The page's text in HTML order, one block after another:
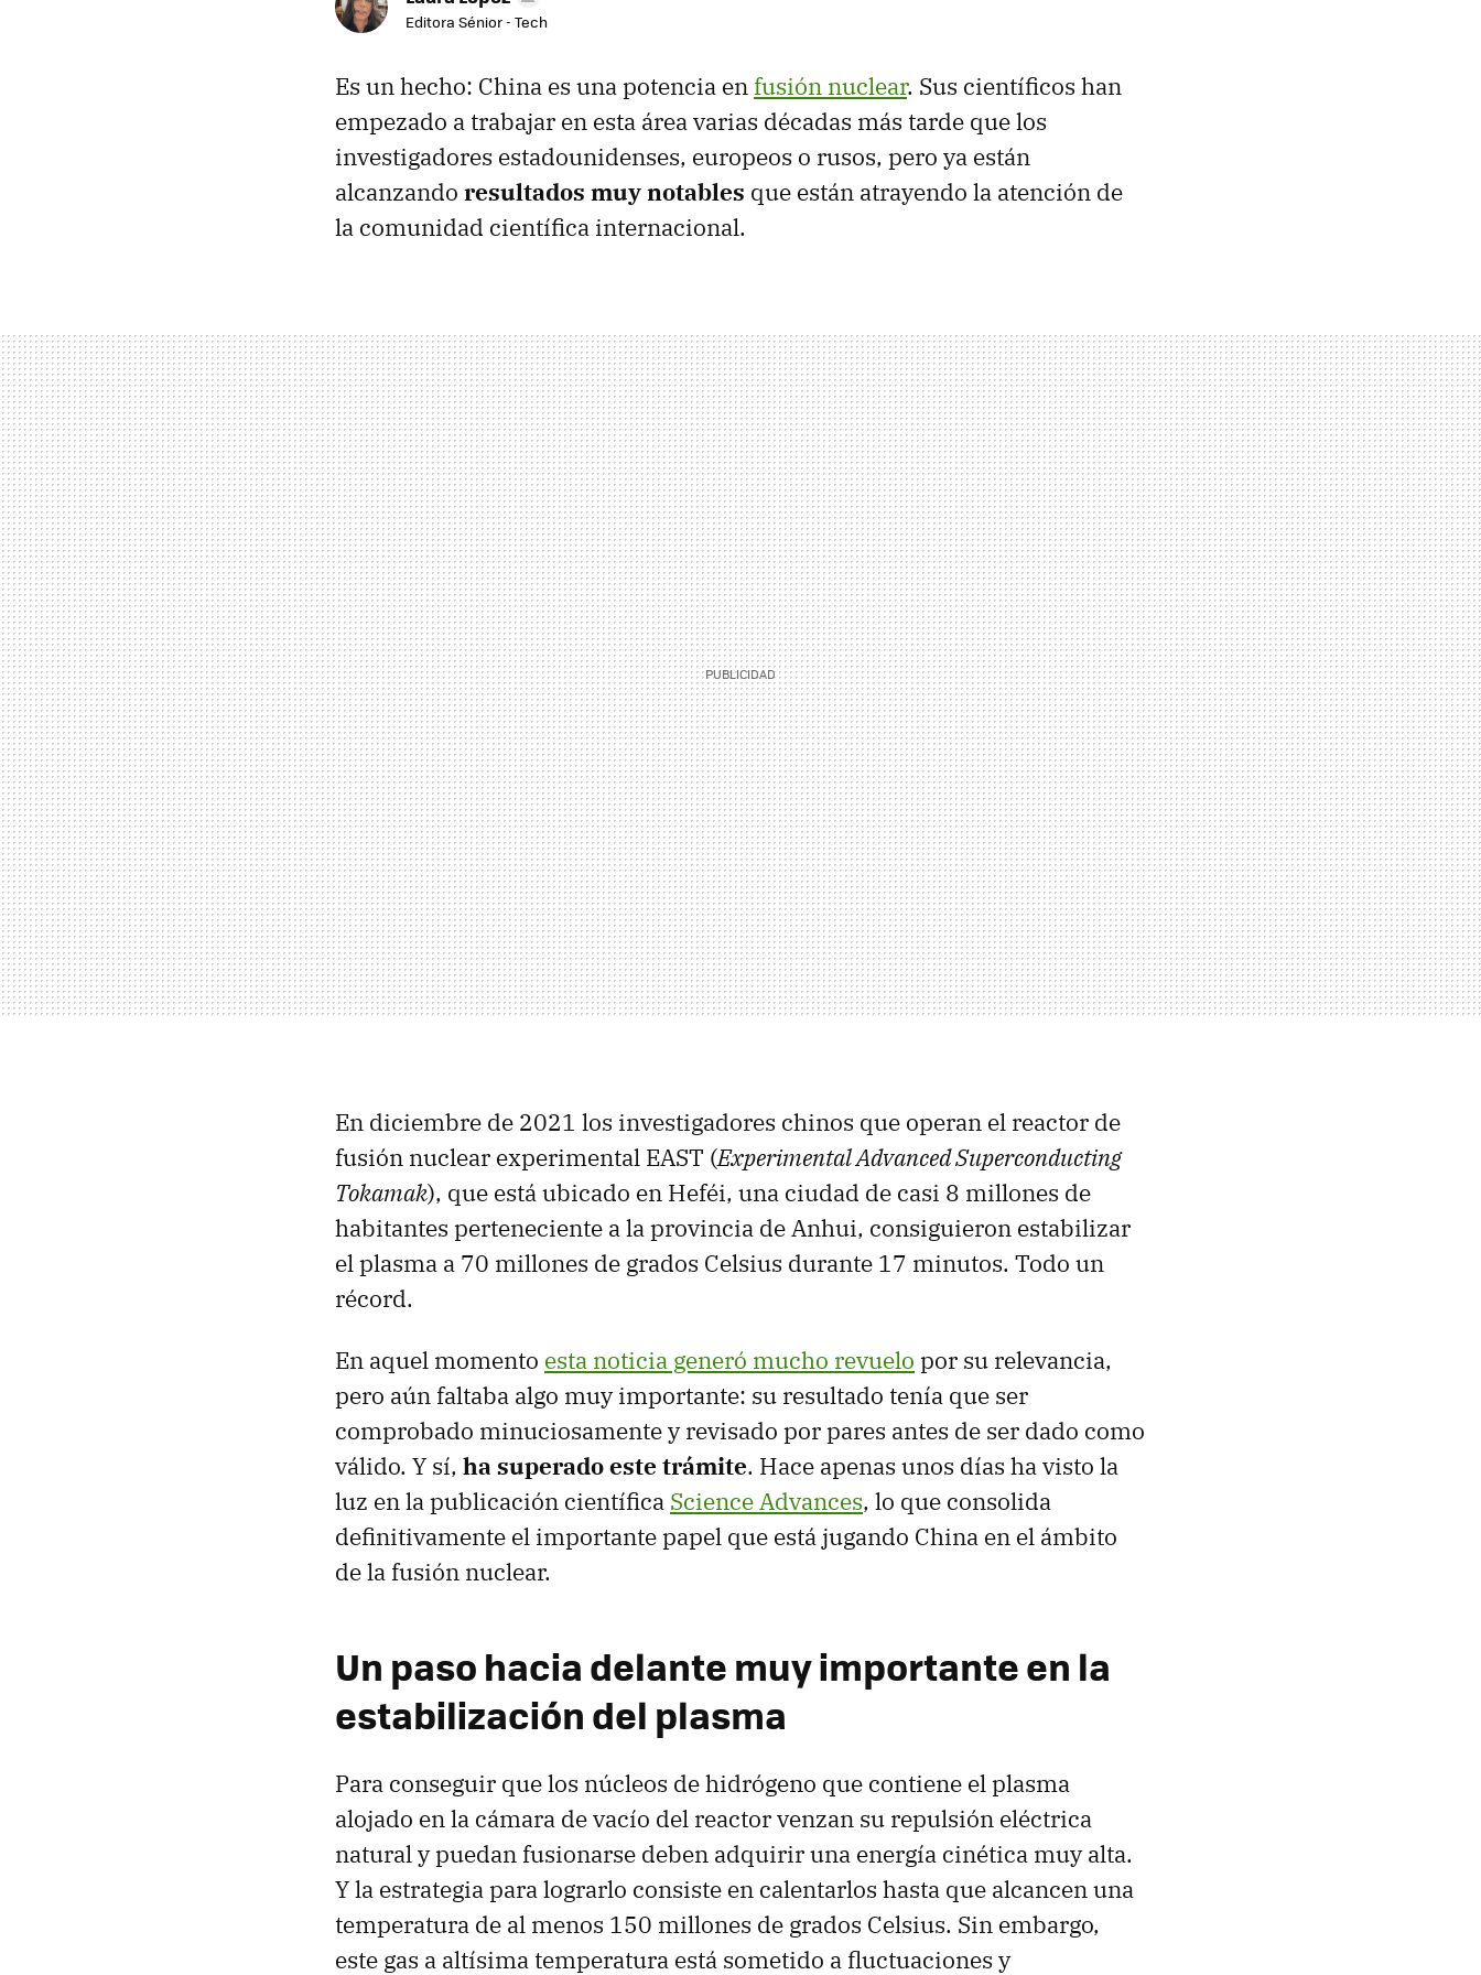
Editora Sénior - Tech
Es un hecho: China es una potencia en fusión nuclear. Sus científicos han
empezado a trabajar en esta área varias décadas más tarde que los
investigadores estadounidenses, europeos o rusos, pero ya están
alcanzando resultados muy notables que están atrayendo la atención de
la comunidad científica internacional.
En diciembre de 2021 los investigadores chinos que operan el reactor de
fusión nuclear experimental EAST (Experimental Advanced Superconducting
Tokamak), que está ubicado en Heféi, una ciudad de casi 8 millones de
habitantes perteneciente a la provincia de Anhui, consiguieron estabilizar
el plasma a 70 millones de grados Celsius durante 17 minutos. Todo un
récord.
En aquel momento esta noticia generó mucho revuelo por su relevancia,
pero aún faltaba algo muy importante: su resultado tenía que ser
comprobado minuciosamente y revisado por pares antes de ser dado como
válido. Y sí, ha superado este trámite. Hace apenas unos días ha visto la
luz en la publicación científica Science Advances, lo que consolida
definitivamente el importante papel que está jugando China en el ámbito
de la fusión nuclear.
Un paso hacia delante muy importante en la
estabilización del plasma
Para conseguir que los núcleos de hidrógeno que contiene el plasma
alojado en la cámara de vacío del reactor venzan su repulsión eléctrica
natural y puedan fusionarse deben adquirir una energía cinética muy alta.
Y la estrategia para lograrlo consiste en calentarlos hasta que alcancen una
temperatura de al menos 150 millones de grados Celsius. Sin embargo,
este gas a altísima temperatura está sometido a fluctuaciones y